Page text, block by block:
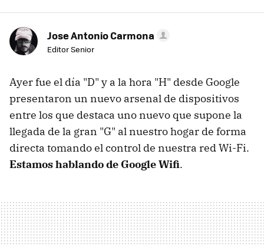
Jose Antonio Carmona
Editor Senior
Ayer fue el día "D" y a la hora "H" desde Google
presentaron un nuevo arsenal de dispositivos
entre los que destaca uno nuevo que supone la
llegada de la gran "G" al nuestro hogar de forma
directa tomando el control de nuestra red Wi-Fi.
Estamos hablando de Google Wifi.